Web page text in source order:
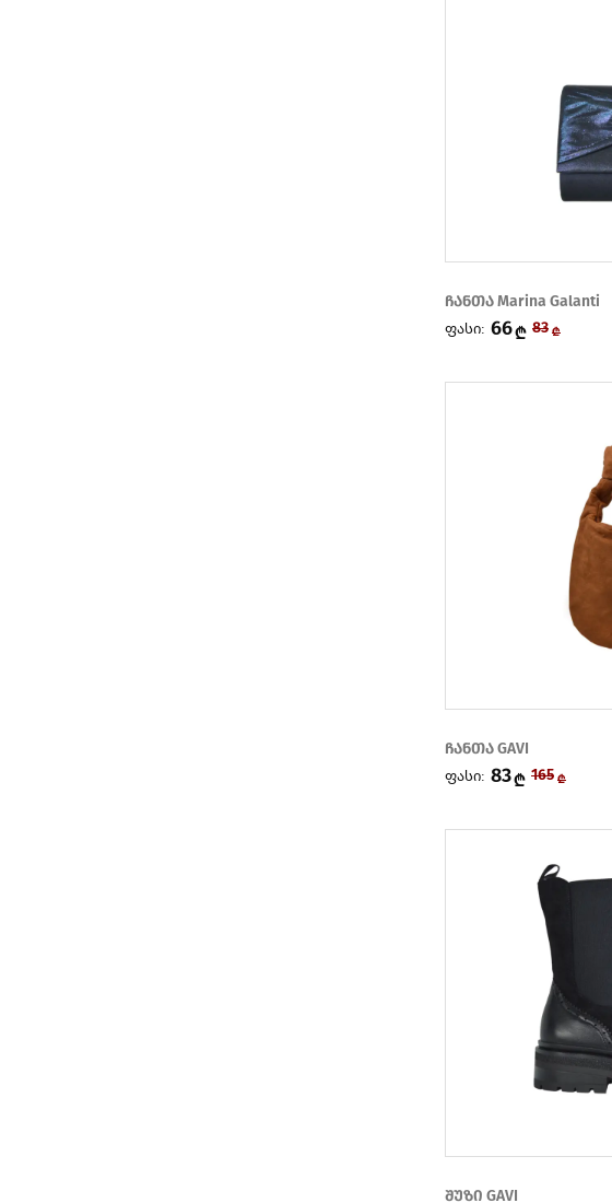
ჩანთა Marina Galanti
ფასი: 66₾ 83 ₾
ჩანთა GAVI
ფასი: 83₾ 165 ₾
შუზი GAVI